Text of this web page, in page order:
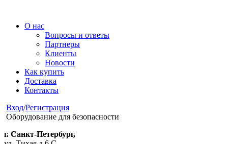
О нас
Вопросы и ответы
Партнеры
Клиенты
Новости
Как купить
Доставка
Контакты
Вход/Регистрация
Оборудование для безопасности
г. Санкт-Петербург,